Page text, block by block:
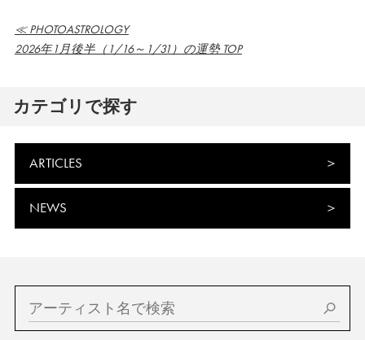
≪ PHOTOASTROLOGY
2026年1月後半（1/16～1/31）の運勢 TOP
カテゴリで探す
ARTICLES
NEWS